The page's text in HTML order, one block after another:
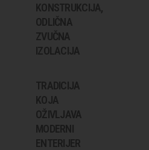
KONSTRUKCIJA,
ODLIČNA
ZVUČNA
IZOLACIJA
TRADICIJA
KOJA
OŽIVLJAVA
MODERNI
ENTERIJER